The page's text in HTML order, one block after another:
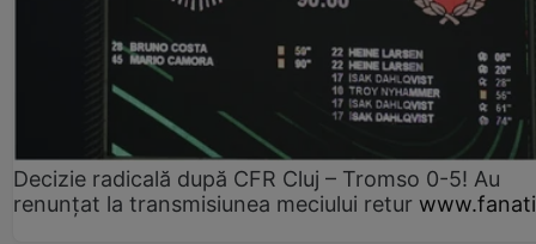
Decizie radicală după CFR Cluj – Tromso 0-5! Au
renunțat la transmisiunea meciului retur